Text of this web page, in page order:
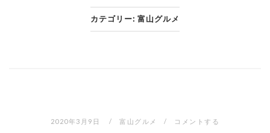
カテゴリー: 富山グルメ
2020年3月9日 富山グルメ コメントする